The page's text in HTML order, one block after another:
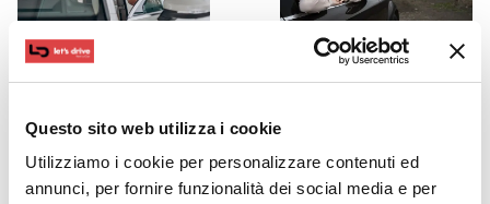
Questo sito web utilizza i cookie
Utilizziamo i cookie per personalizzare contenuti ed
annunci, per fornire funzionalità dei social media e per
Ispirazioni
7 Seater
Cars: The
Ispirazioni
Driving in
Fog: